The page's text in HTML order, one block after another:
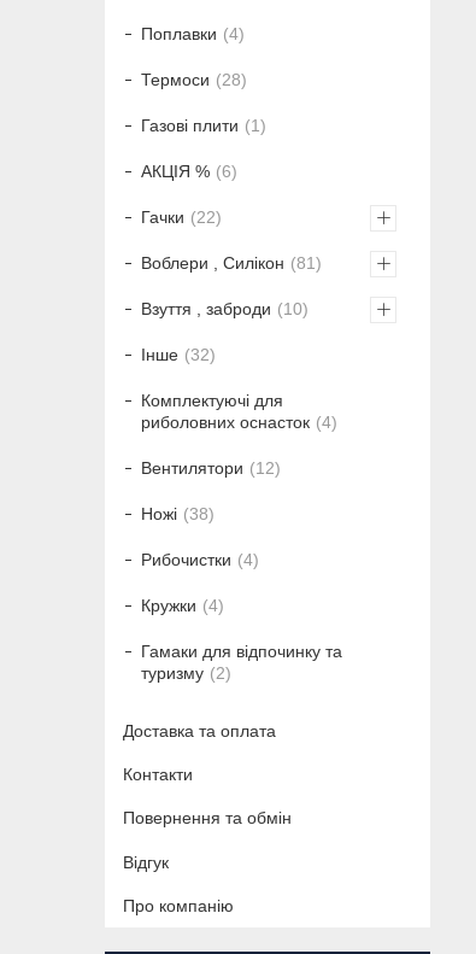
Поплавки 4
Термоси 28
Газові плити 1
АКЦІЯ % 6
Гачки 22
Воблери , Силікон 81
Взуття , заброди 10
Інше 32
Комплектуючі для
риболовних оснасток
4
Вентилятори 12
Ножі 38
Рибочистки 4
Кружки 4
Гамаки для відпочинку та
туризму
2
Доставка та оплата
Контакти
Повернення та обмін
Відгук
Про компанію